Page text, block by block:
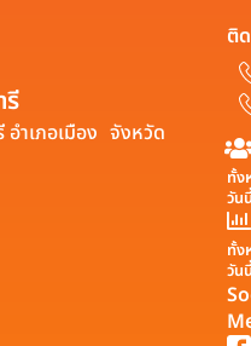
รี
อำเภอเมือง จังหวัด
ติ
ทั้ง
วัน
ทั้ง
วัน